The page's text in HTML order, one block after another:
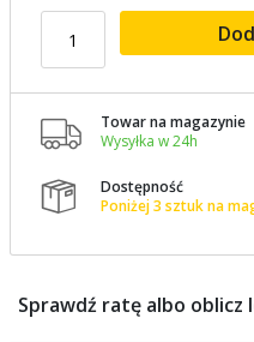

Towar na magazynie
Wysyłka w 24h

Dostępność
Poniżej 3 sztuk na
Sprawdź ratę albo oblicz